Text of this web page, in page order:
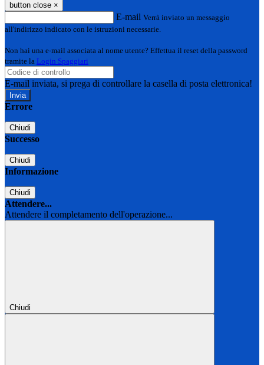
button close ×
E-mail Verrà inviato un messaggio
all'indirizzo indicato con le istruzioni necessarie.
Non hai una e-mail associata al nome utente? Effettua il reset della password
tramite la Login Spaggiari
E-mail inviata, si prega di controllare la casella di posta elettronica!
Errore
Chiudi
Successo
Chiudi
Informazione
Chiudi
Attendere...
Attendere il completamento dell'operazione...
Chiudi